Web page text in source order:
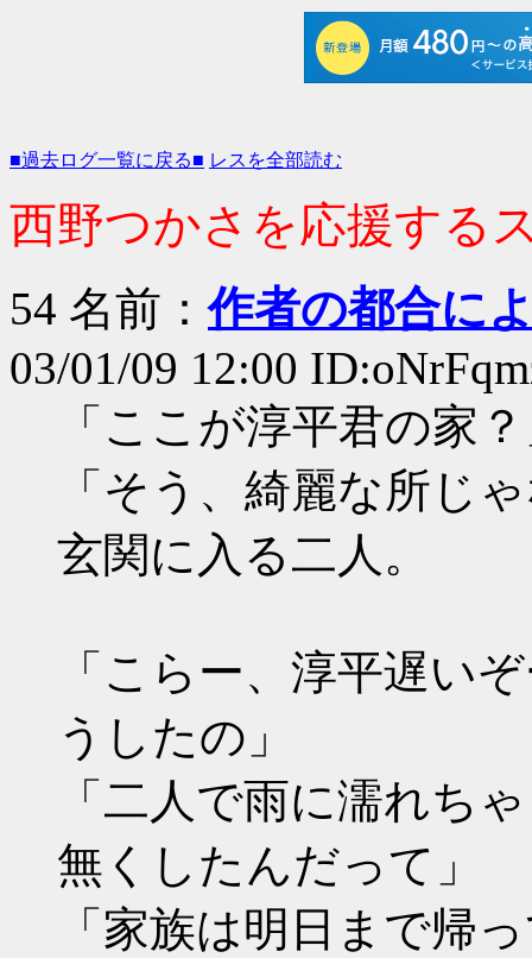
■過去ログ一覧に戻る■ レスを全部読む
西野つかさを応援する
54 名前：作者の都合に
03/01/09 12:00
「ここが淳平君の家
「そう、綺麗な所じ
玄関に入る二人。
「こらー、淳平遅い
うしたの」
「二人で雨に濡れち
無くしたんだって」
「家族は明日まで帰